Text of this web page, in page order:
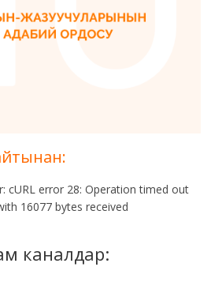
cURL error 28: Operation timed out
16077 bytes received
каналдар: